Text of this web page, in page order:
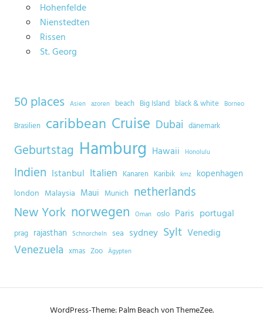
Hohenfelde
Nienstedten
Rissen
St. Georg
50 places Asien azoren beach Big Island black & white Borneo
Brasilien caribbean Cruise Dubai dänemark
Geburtstag Hamburg Hawaii Honolulu
Indien Istanbul Italien Kanaren Karibik kmz kopenhagen
london Malaysia Maui Munich netherlands
New York norwegen Oman oslo Paris portugal
prag rajasthan Schnorcheln sea sydney Sylt Venedig
Venezuela xmas Zoo Ägypten
WordPress-Theme: Palm Beach von ThemeZee.